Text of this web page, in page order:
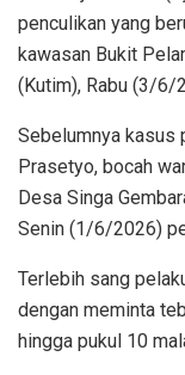
penculikan yang
kawasan Bukit
(Kutim), Rabu (3/6/
Sebelumnya kasus
Prasetyo, bocah
Desa Singa
Senin (1/6/2026)
Terlebih sang
dengan meminta
hingga pukul 10